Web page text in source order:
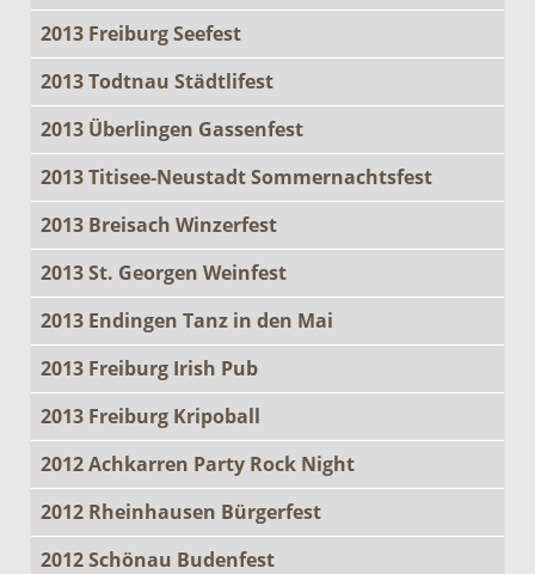
2013 Freiburg Seefest
2013 Todtnau Städtlifest
2013 Überlingen Gassenfest
2013 Titisee-Neustadt Sommernachtsfest
2013 Breisach Winzerfest
2013 St. Georgen Weinfest
2013 Endingen Tanz in den Mai
2013 Freiburg Irish Pub
2013 Freiburg Kripoball
2012 Achkarren Party Rock Night
2012 Rheinhausen Bürgerfest
2012 Schönau Budenfest